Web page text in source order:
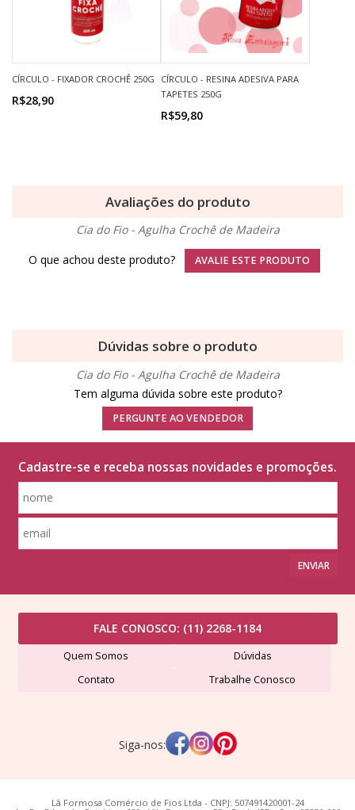
CÍRCULO - FIXADOR CROCHÊ 250G
R$28,90
CÍRCULO - RESINA ADESIVA PARA
TAPETES 250G
R$59,80
Avaliações do produto
Cia do Fio - Agulha Crochê de Madeira
O que achou deste produto?
AVALIE ESTE PRODUTO
Dúvidas sobre o produto
Cia do Fio - Agulha Crochê de Madeira
Tem alguma dúvida sobre este produto?
PERGUNTE AO VENDEDOR
Cadastre-se e receba nossas novidades e promoções.
ENVIAR
FALE CONOSCO: (11) 2268-1184
Quem Somos
Dúvidas
Contato
Trabalhe Conosco
Siga-nos:
Lã Formosa Comércio de Fios Ltda - CNPJ: 507491420001-24